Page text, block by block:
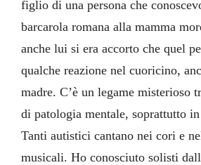
figlio di una persona che
barcarola romana alla mamma
anche lui si era accorto che quel
qualche reazione nel cuoricino,
madre. C’è un legame misterioso
di patologia mentale, soprattutto
Tanti autistici cantano nei cori e
musicali. Ho conosciuto solisti